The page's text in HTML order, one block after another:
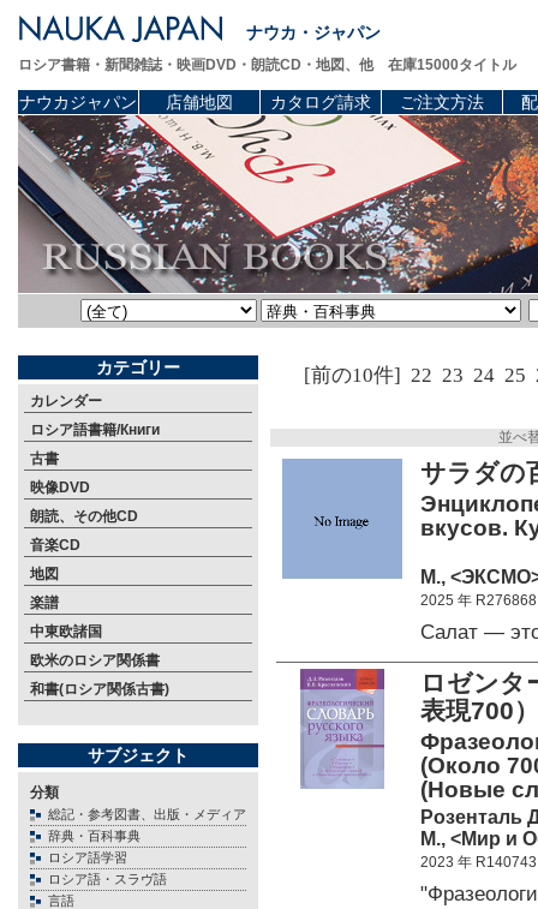
ナウカ・ジャパン
ロシア書籍・新聞雑誌・映画DVD・朗読CD・地図、他 在庫15000タイトル
ナウカジャパン 店舗地図 カタログ請求 ご注文方法
カテゴリー
カレンダー
ロシア語書籍/Книги
古書
映像DVD
朗読、その他CD
音楽CD
地図
楽譜
中東欧諸国
欧米のロシア関係書
和書(ロシア関係古書)
サブジェクト
分類
総記・参考図書、出版・メディア
辞典・百科事典
ロシア語学習
ロシア語・スラヴ語
言語
[前の10件] 22 23 24 25
並べ
サラダの
вкусов.
М.,
2025 年 R276868
Салат —
ロゼン
表現700）
(Около
(Новые
Розенталь
М., <Мир и
2023 年 R140743